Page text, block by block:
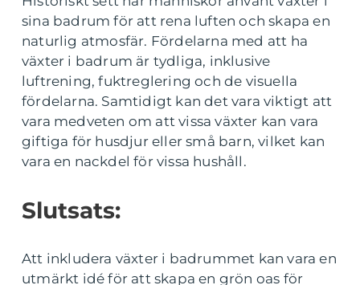
sina badrum för att rena luften och skapa en
naturlig atmosfär. Fördelarna med att ha
växter i badrum är tydliga, inklusive
luftrening, fuktreglering och de visuella
fördelarna. Samtidigt kan det vara viktigt att
vara medveten om att vissa växter kan vara
giftiga för husdjur eller små barn, vilket kan
vara en nackdel för vissa hushåll.
Slutsats:
Att inkludera växter i badrummet kan vara en
utmärkt idé för att skapa en grön oas för